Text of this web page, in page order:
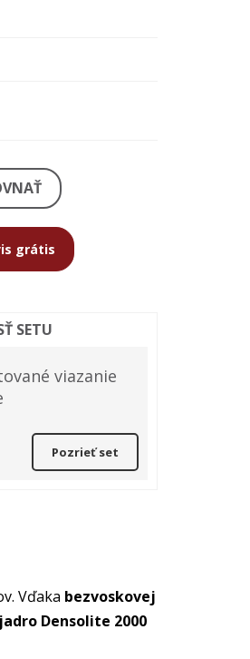
grátis
SETU
viazanie
Pozrieť set
Vďaka bezvoskovej
jadro Densolite 2000